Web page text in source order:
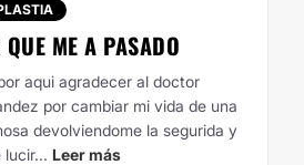
ME A PASADO
aqui agradecer al doctor
por cambiar mi vida de una
devolviendome la segurida y
Leer más